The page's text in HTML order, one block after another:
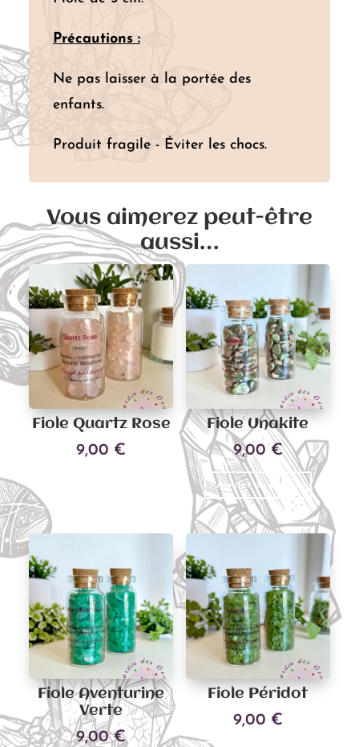
Précautions :
Ne pas laisser à la portée des
enfants.
Produit fragile - Éviter les chocs.
Vous aimerez peut-être
aussi…
Fiole Quartz Rose
9,00 €
Fiole Unakite
9,00 €
Ajouter au panier
Fiole Aventurine
Verte
9,00€
Fiole Péridot
9,00 €